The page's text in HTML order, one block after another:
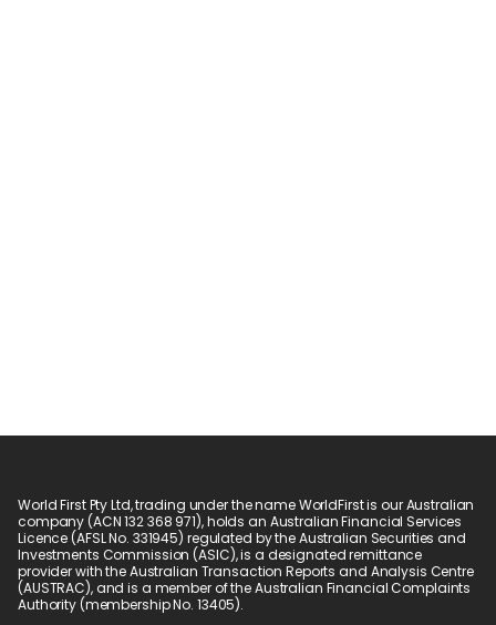
World First Pty Ltd, trading under the name WorldFirst is our Australian
company (ACN 132 368 971), holds an Australian Financial Services
Licence (AFSL No. 331945) regulated by the Australian Securities and
Investments Commission (ASIC), is a designated remittance
provider with the Australian Transaction Reports and Analysis Centre
(AUSTRAC), and is a member of the Australian Financial Complaints
Authority (membership No. 13405).